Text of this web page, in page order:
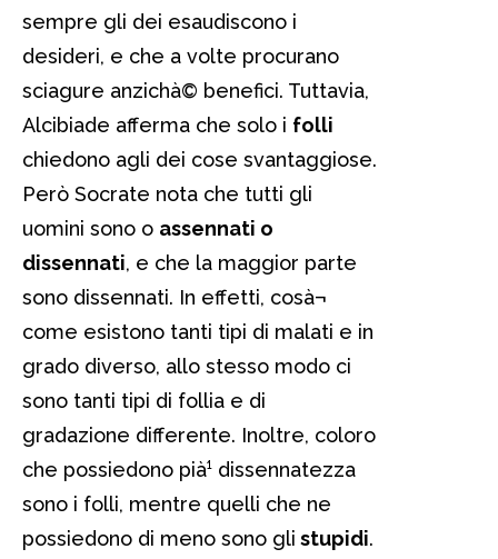
sempre gli dei esaudiscono i
desideri, e che a volte procurano
sciagure anzichà© benefici. Tuttavia,
Alcibiade afferma che solo i folli
chiedono agli dei cose svantaggiose.
Però Socrate nota che tutti gli
uomini sono o assennati o
dissennati, e che la maggior parte
sono dissennati. In effetti, cosà¬
come esistono tanti tipi di malati e in
grado diverso, allo stesso modo ci
sono tanti tipi di follia e di
gradazione differente. Inoltre, coloro
che possiedono pià¹ dissennatezza
sono i folli, mentre quelli che ne
possiedono di meno sono gli stupidi.